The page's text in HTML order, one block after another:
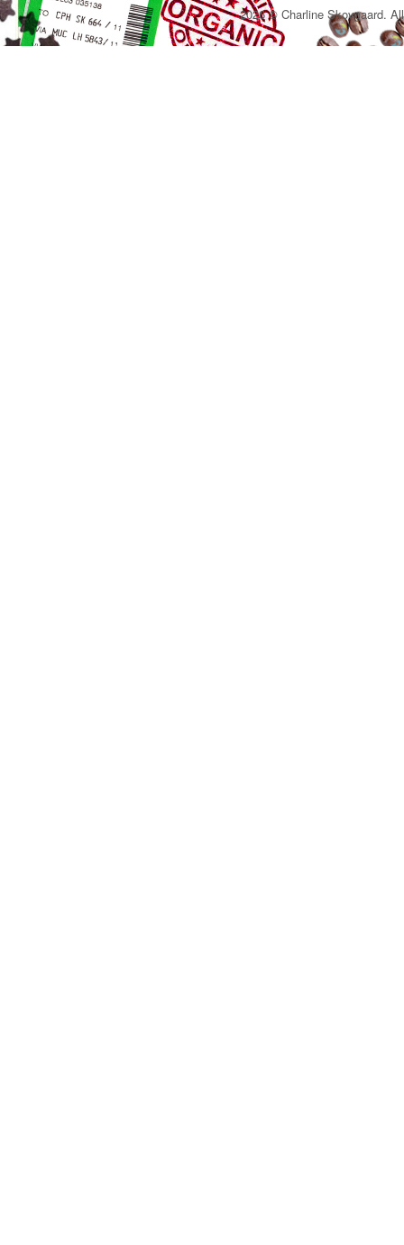
2026 © Charline Skovgaard.